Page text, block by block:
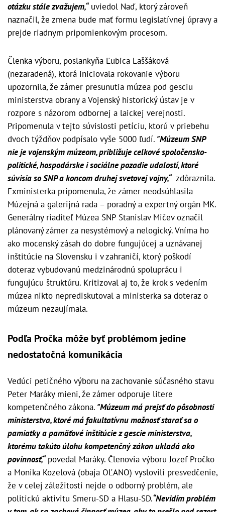
otázku stále zvažujem,“uviedol Naď, ktorý zároveň
naznačil, že zmena bude mať formu legislatívnej úpravy a
prejde riadnym pripomienkovým procesom.
Členka výboru, poslankyňa Ľubica Laššáková
(nezaradená), ktorá iniciovala rokovanie výboru
upozornila, že zámer presunutia múzea pod gesciu
ministerstva obrany a Vojenský historický ústav je v
rozpore s názorom odbornej a laickej verejnosti.
Pripomenula v tejto súvislosti petíciu, ktorú v priebehu
dvoch týždňov podpísalo vyše 5000 ľudí. "Múzeum SNP
nie je vojenským múzeom, približuje celkové spoločensko-
politické, hospodárske i sociálne pozadie udalostí, ktoré
súvisia so SNP a koncom druhej svetovej vojny,“zdôraznila.
Exministerka pripomenula, že zámer neodsúhlasila
Múzejná a galerijná rada – poradný a expertný orgán MK.
Generálny riaditeľ Múzea SNP Stanislav Mičev označil
plánovaný zámer za nesystémový a nelogický. Vníma ho
ako mocenský zásah do dobre fungujúcej a uznávanej
inštitúcie na Slovensku i v zahraničí, ktorý poškodí
doteraz vybudovanú medzinárodnú spoluprácu i
fungujúcu štruktúru. Kritizoval aj to, že krok s vedením
múzea nikto neprediskutoval a ministerka sa doteraz o
múzeum nezaujímala.
Podľa Pročka môže byť problémom jedine
nedostatočná komunikácia
Vedúci petičného výboru na zachovanie súčasného stavu
Peter Maráky mieni, že zámer odporuje litere
kompetenčného zákona. "Múzeum má prejsť do pôsobnosti
ministerstva, ktoré má fakultatívnu možnosť starať sa o
pamiatky a pamäťové inštitúcie z gescie ministerstva,
ktorému takúto úlohu kompetenčný zákon ukladá ako
povinnosť,“povedal Maráky. Členovia výboru Jozef Pročko
a Monika Kozelová (obaja OĽANO) vyslovili presvedčenie,
že v celej záležitosti nejde o odborný problém, ale
politickú aktivitu Smeru-SD a Hlasu-SD.“Nevidím problém